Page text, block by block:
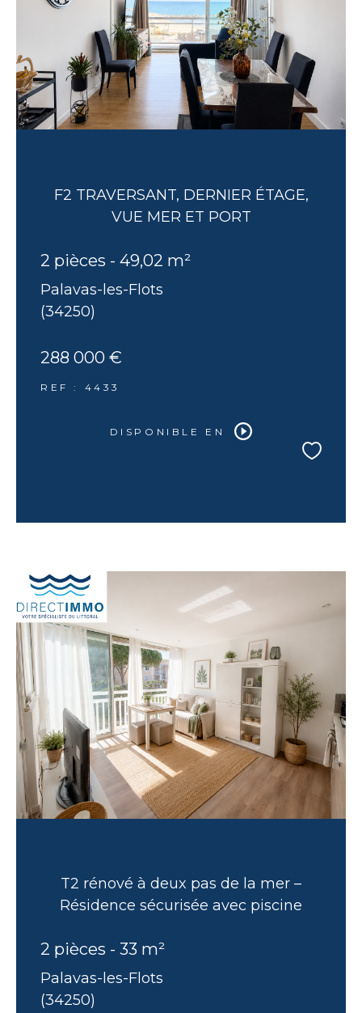
F2 TRAVERSANT, DERNIER ÉTAGE,
VUE MER ET PORT
2 pièces - 49,02 m²
Palavas-les-Flots
(34250)
288 000 €
REF : 4433
DISPONIBLE EN
T2 rénové à deux pas de la mer –
Résidence sécurisée avec piscine
2 pièces - 33 m²
Palavas-les-Flots
(34250)